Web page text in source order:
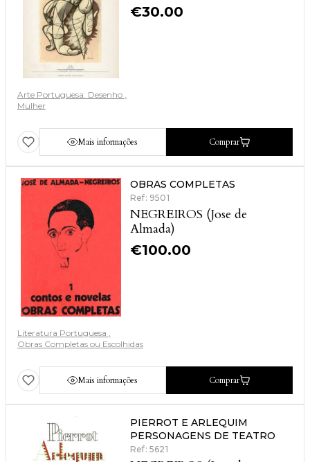
€30.00
Arte Portuguesa: Desenho
Mulher
Mais informações Comprar
OBRAS COMPLETAS
Ref: 9501
NEGREIROS (Jose de
Almada)
€100.00
Literatura Portuguesa
Obras Completas ou Escolhidas
Mais informações Comprar
PIERROT E ARLEQUIM
PERSONAGENS DE TEATRO
Ref: 5621